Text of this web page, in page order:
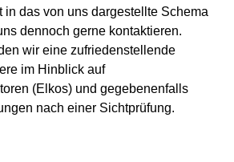
in das von uns dargestellte Schema
dennoch gerne kontaktieren.
wir eine zufriedenstellende
im Hinblick auf
(Elkos) und gegebenenfalls
nach einer Sichtprüfung.